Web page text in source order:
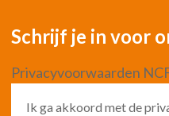
Schrijf je in voor
Privacyvoorwaarden
Ik ga akkoord met de